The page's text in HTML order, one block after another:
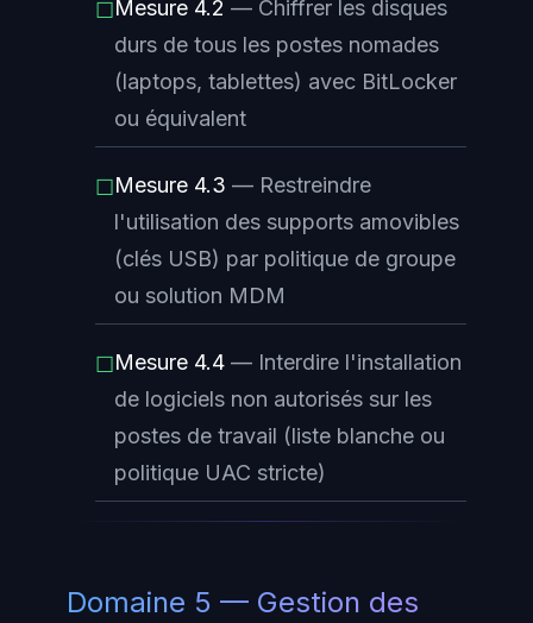
☐Mesure 4.2 — Chiffrer les disques
durs de tous les postes nomades
(laptops, tablettes) avec BitLocker
ou équivalent
☐Mesure 4.3 — Restreindre
l'utilisation des supports amovibles
(clés USB) par politique de groupe
ou solution MDM
☐Mesure 4.4 — Interdire l'installation
de logiciels non autorisés sur les
postes de travail (liste blanche ou
politique UAC stricte)
Domaine 5 — Gestion des